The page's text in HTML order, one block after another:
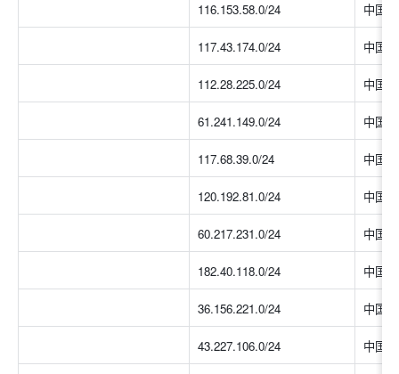
116.153.58.0/24 中国
117.43.174.0/24 中国
112.28.225.0/24 中国
61.241.149.0/24 中国
117.68.39.0/24 中国
120.192.81.0/24 中国
60.217.231.0/24 中国
182.40.118.0/24 中国
36.156.221.0/24 中国
43.227.106.0/24 中国